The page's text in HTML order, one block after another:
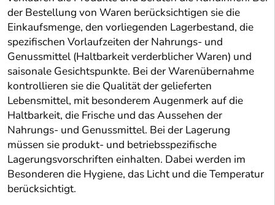
der Bestellung von Waren berücksichtigen sie die
Einkaufsmenge, den vorliegenden Lagerbestand, die
spezifischen Vorlaufzeiten der Nahrungs- und
Genussmittel (Haltbarkeit verderblicher Waren) und
saisonale Gesichtspunkte. Bei der Warenübernahme
kontrollieren sie die Qualität der gelieferten
Lebensmittel, mit besonderem Augenmerk auf die
Haltbarkeit, die Frische und das Aussehen der
Nahrungs- und Genussmittel. Bei der Lagerung
müssen sie produkt- und betriebsspezifische
Lagerungsvorschriften einhalten. Dabei werden im
Besonderen die Hygiene, das Licht und die Temperatur
berücksichtigt.